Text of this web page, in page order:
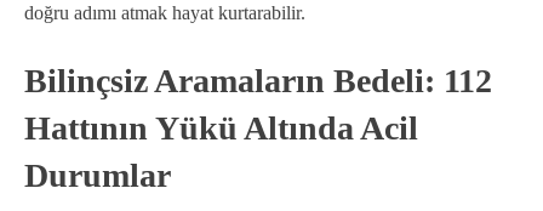
doğru adımı atmak hayat kurtarabilir.
Bilinçsiz Aramaların Bedeli: 112
Hattının Yükü Altında Acil
Durumlar